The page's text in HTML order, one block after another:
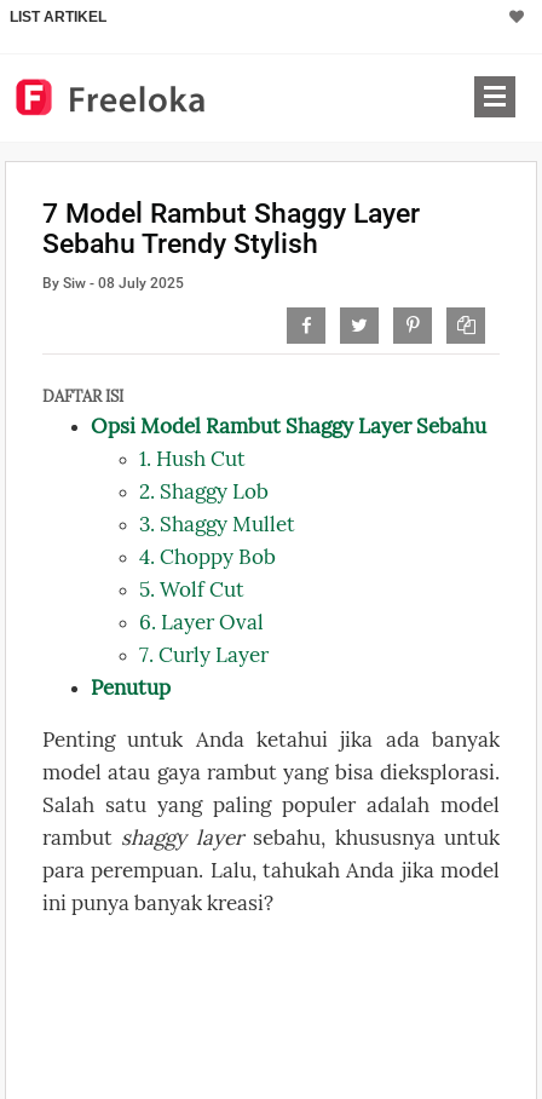
LIST ARTIKEL
7 Model Rambut Shaggy Layer
Sebahu Trendy Stylish
By Siw - 08 July 2025
DAFTAR ISI
Opsi Model Rambut Shaggy Layer Sebahu
1. Hush Cut
2. Shaggy Lob
3. Shaggy Mullet
4. Choppy Bob
5. Wolf Cut
6. Layer Oval
7. Curly Layer
Penutup
Penting untuk Anda ketahui jika ada banyak
model atau gaya rambut yang bisa dieksplorasi.
Salah satu yang paling populer adalah model
rambut shaggy layersebahu, khususnya untuk
para perempuan. Lalu, tahukah Anda jika model
ini punya banyak kreasi?